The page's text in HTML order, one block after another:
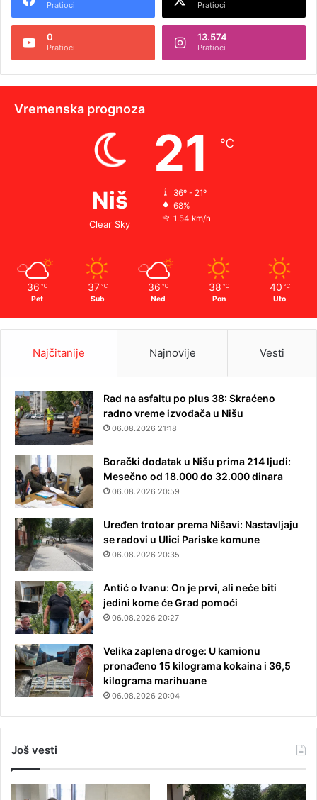
Pratioci Pratioci
0
Pratioci
13.574
Pratioci
Vremenska prognoza
Niš
Clear Sky
21 ℃
36º - 21º
68%
1.54 km/h
36 ℃
Pet
37 ℃
Sub
36 ℃
Ned
38 ℃
Pon
40 ℃
Uto
Najčitanije Najnovije Vesti
Rad na asfaltu po plus 38: Skraćeno
radno vreme izvođača u Nišu
06.08.2026 21:18
Borački dodatak u Nišu prima 214 ljudi:
Mesečno od 18.000 do 32.000 dinara
06.08.2026 20:59
Uređen trotoar prema Nišavi: Nastavljaju
se radovi u Ulici Pariske komune
06.08.2026 20:35
Antić o Ivanu: On je prvi, ali neće biti
jedini kome će Grad pomoći
06.08.2026 20:27
Velika zaplena droge: U kamionu
pronađeno 15 kilograma kokaina i 36,5
kilograma marihuane
06.08.2026 20:04
Još vesti